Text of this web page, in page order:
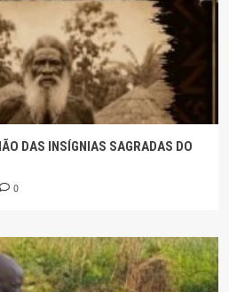
DAS INSÍGNIAS SAGRADAS DO
0